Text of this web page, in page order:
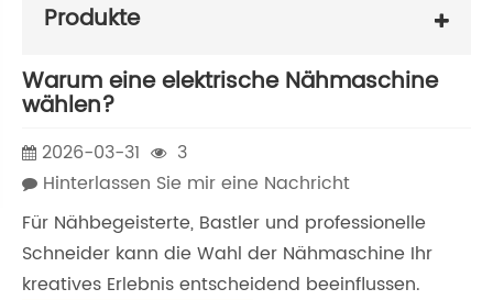
Produkte
Warum eine elektrische Nähmaschine
wählen?
2026-03-31
3
Hinterlassen Sie mir eine Nachricht
Für Nähbegeisterte, Bastler und professionelle
Schneider kann die Wahl der Nähmaschine Ihr
kreatives Erlebnis entscheidend beeinflussen.